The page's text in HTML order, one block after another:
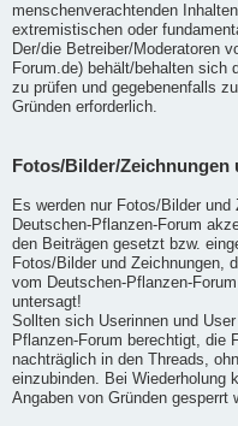
menschenverachtenden
extremistischen oder
Der/die Betreiber/Moderatoren
Forum.de) behält/behalten sich
zu prüfen und gegebenenfalls
Gründen erforderlich.
Fotos/Bilder/Zeichnungen
Es werden nur Fotos/Bilder
Deutschen-Pflanzen-Forum
den Beiträgen gesetzt bzw.
Fotos/Bilder und Zeichnungen,
vom Deutschen-Pflanzen-
untersagt!
Sollten sich Userinnen und
Pflanzen-Forum berechtigt, die
nachträglich in den Threads,
einzubinden. Bei Wiederholung
Angaben von Gründen gesperrt